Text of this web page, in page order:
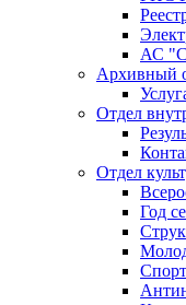
АС
Архивный
Отдел
Отдел
Год
Спорт